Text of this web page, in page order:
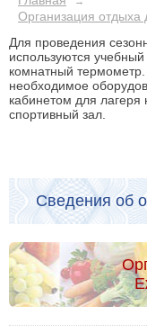
Организация отдыха
Для проведения
используются
комнатный
необходимое
кабинетом для лагеря
спортивный зал.
Сведения об